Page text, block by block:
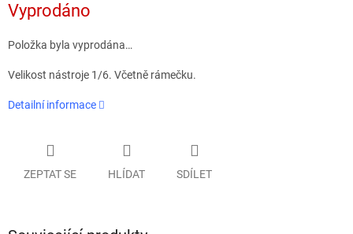
cena:
Vyprodáno
Položka byla vyprodána…
Velikost nástroje 1/6. Včetně rámečku.
Detailní informace
ZEPTAT SE HLÍDAT SDÍLET